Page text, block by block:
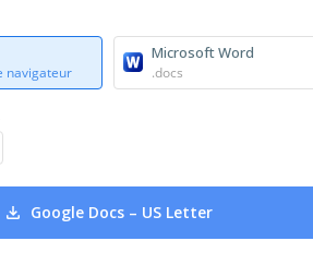
navigateur
Microsoft Word
.docs
Google Docs – US Letter